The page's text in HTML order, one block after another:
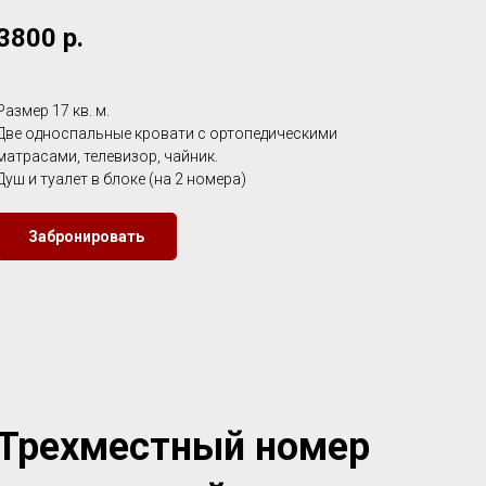
р.
17 кв. м.
односпальные кровати с ортопедическими
телевизор, чайник.
и туалет в блоке (на 2 номера)
Забронировать
номер